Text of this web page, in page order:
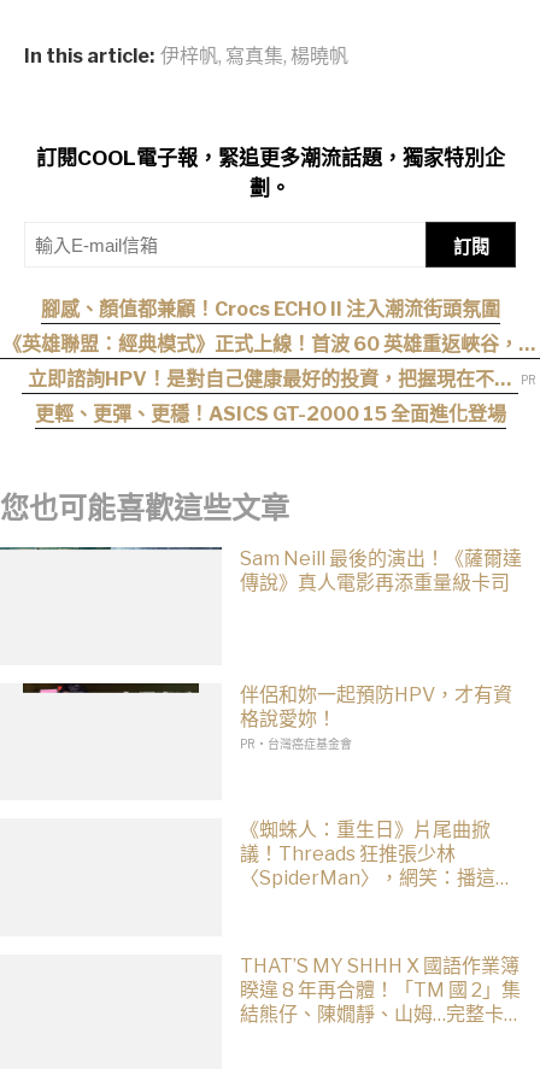
In this article: 伊梓帆, 寫真集, 楊曉帆
訂閱COOL電子報，緊追更多潮流話題，獨家特別企
劃。
訂閱
腳感、顏值都兼顧！Crocs ECHO II 注入潮流街頭氛圍
《英雄聯盟：經典模式》正式上線！首波 60 英雄重返峽谷，阿
卡莉、凱能、慎下一波加入
立即諮詢HPV！是對自己健康最好的投資，把握現在不嫌
晚！
更輕、更彈、更穩！ASICS GT-2000 15 全面進化登場
您也可能喜歡這些文章
Sam Neill 最後的演出！《薩爾達
傳說》真人電影再添重量級卡司
伴侶和妳一起預防HPV，才有資
格說愛妳！
PR・台灣癌症基金會
《蜘蛛人：重生日》片尾曲掀
議！Threads 狂推張少林
〈SpiderMan〉，網笑：播這個
THAT’S MY SHHH X 國語作業簿
睽違 8 年再合體！「TM 國 2」集
結熊仔、陳嫺靜、山姆…完整卡